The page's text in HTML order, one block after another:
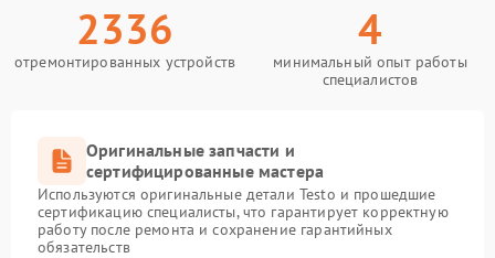
2336
отремонтированных устройств
4
минимальный опыт работы
специалистов
Оригинальные запчасти и
сертифицированные мастера
Используются оригинальные детали Testo и прошедшие
сертификацию специалисты, что гарантирует корректную
работу после ремонта и сохранение гарантийных
обязательств